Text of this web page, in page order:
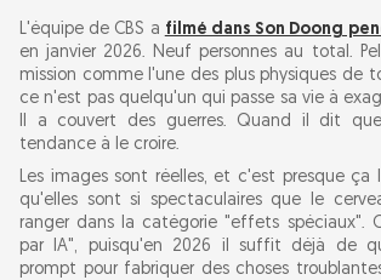
L'équipe de CBS a filmé dans Son Doong
en janvier 2026. Neuf personnes au total.
mission comme l'une des plus physiques de
ce n'est pas quelqu'un qui passe sa vie à
Il a couvert des guerres. Quand il dit
tendance à le croire.
Les images sont réelles, et c'est presque ça
qu'elles sont si spectaculaires que le
ranger dans la catégorie "effets spéciaux".
par IA", puisqu'en 2026 il suffit déjà de
prompt pour fabriquer des choses